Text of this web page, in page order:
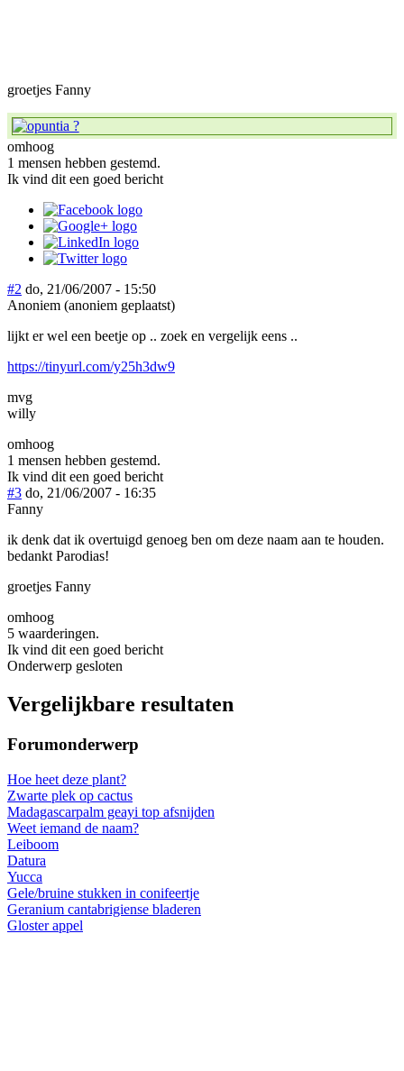
groetjes Fanny
omhoog
1 mensen hebben gestemd.
Ik vind dit een goed bericht
#2 do, 21/06/2007 - 15:50
Anoniem (anoniem geplaatst)
lijkt er wel een beetje op .. zoek en vergelijk eens ..
https://tinyurl.com/y25h3dw9
mvg
willy
omhoog
1 mensen hebben gestemd.
Ik vind dit een goed bericht
#3 do, 21/06/2007 - 16:35
Fanny
ik denk dat ik overtuigd genoeg ben om deze naam aan te houden.
bedankt Parodias!
groetjes Fanny
omhoog
5 waarderingen.
Ik vind dit een goed bericht
Onderwerp gesloten
Vergelijkbare resultaten
Forumonderwerp
Hoe heet deze plant?
Zwarte plek op cactus
Madagascarpalm geayi top afsnijden
Weet iemand de naam?
Leiboom
Datura
Yucca
Gele/bruine stukken in conifeertje
Geranium cantabrigiense bladeren
Gloster appel